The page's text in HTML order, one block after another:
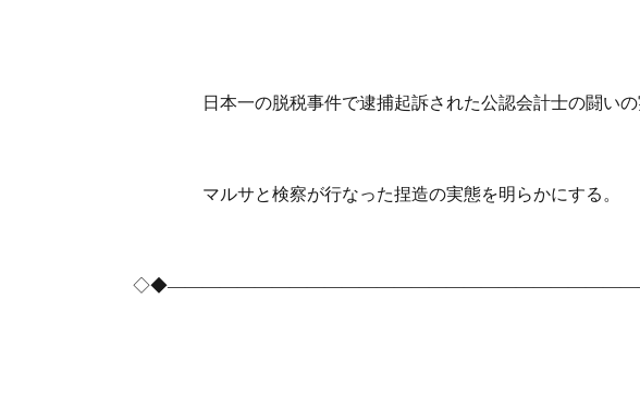
日本一の脱税事件で逮捕起訴された公認会計士の闘いの
マルサと検察が行なった捏造の実態を明らかにする。